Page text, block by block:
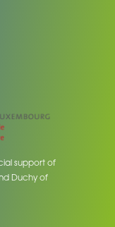
support of
Duchy of